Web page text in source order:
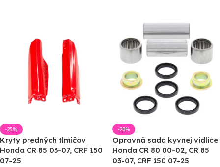
-25%
Kryty predných tlmičov
Honda CR 85 03-07, CRF 150
07-25
-20%
Opravná sada kyvnej vidlice
Honda CR 80 00-02, CR 85
03-07, CRF 150 07-25